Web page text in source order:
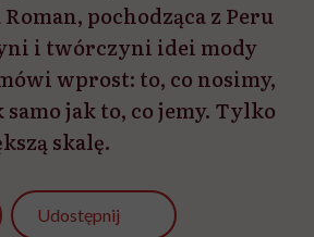
pochodząca z Peru
i twórczyni idei mody
wprost: to, co nosimy,
jak to, co jemy. Tylko
skalę.
Udostępnij